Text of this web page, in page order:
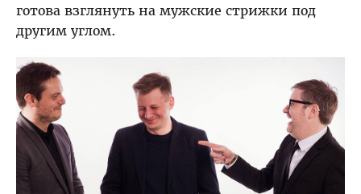
готова взглянуть на мужские стрижки под
другим углом.